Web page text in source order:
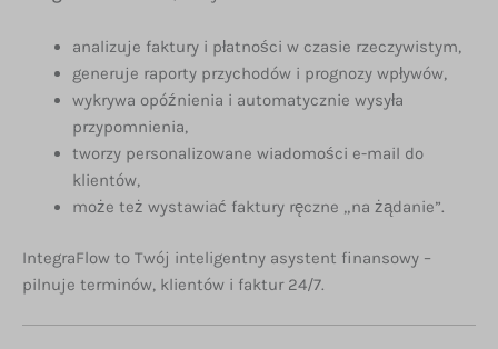
analizuje faktury i płatności w czasie rzeczywistym,
generuje raporty przychodów i prognozy wpływów,
wykrywa opóźnienia i automatycznie wysyła
przypomnienia,
tworzy personalizowane wiadomości e-mail do
klientów,
może też wystawiać faktury ręczne „na żądanie”.
IntegraFlow to Twój inteligentny asystent finansowy –
pilnuje terminów, klientów i faktur 24/7.